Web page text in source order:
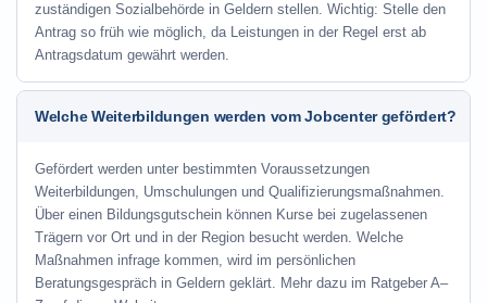
zuständigen Sozialbehörde in Geldern stellen. Wichtig: Stelle den
Antrag so früh wie möglich, da Leistungen in der Regel erst ab
Antragsdatum gewährt werden.
Welche Weiterbildungen werden vom Jobcenter gefördert?
Gefördert werden unter bestimmten Voraussetzungen
Weiterbildungen, Umschulungen und Qualifizierungsmaßnahmen.
Über einen Bildungsgutschein können Kurse bei zugelassenen
Trägern vor Ort und in der Region besucht werden. Welche
Maßnahmen infrage kommen, wird im persönlichen
Beratungsgespräch in Geldern geklärt. Mehr dazu im Ratgeber A–